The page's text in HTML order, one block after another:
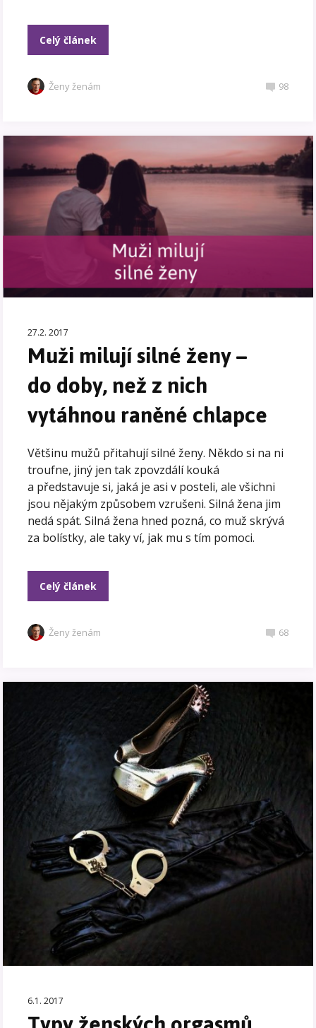
Celý článek
Ženy ženám 98
27.2. 2017
Muži milují silné ženy –
do doby, než z nich
vytáhnou raněné chlapce
Většinu mužů přitahují silné ženy. Někdo si na ni
troufne, jiný jen tak zpovzdálí kouká
a představuje si, jaká je asi v posteli, ale všichni
jsou nějakým způsobem vzrušeni. Silná žena jim
nedá spát. Silná žena hned pozná, co muž skrývá
za bolístky, ale taky ví, jak mu s tím pomoci.
Celý článek
Ženy ženám 68
6.1. 2017